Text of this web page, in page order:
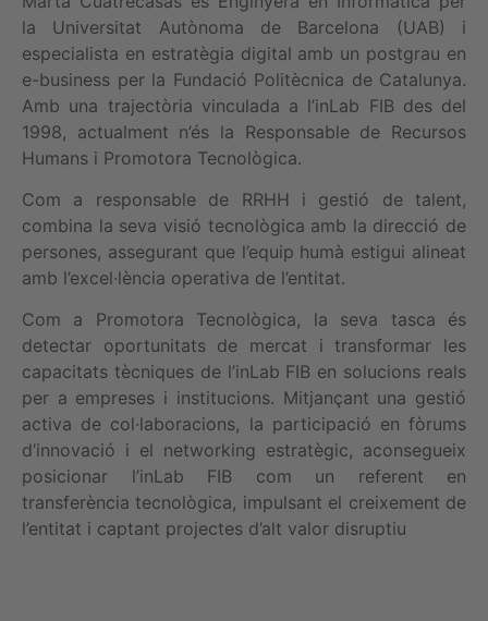
la Universitat Autònoma de Barcelona (UAB) i
especialista en estratègia digital amb un postgrau en
e-business per la Fundació Politècnica de Catalunya.
Amb una trajectòria vinculada a l’inLab FIB des del
1998, actualment n’és la Responsable de Recursos
Humans i Promotora Tecnològica.
Com a responsable de RRHH i gestió de talent,
combina la seva visió tecnològica amb la direcció de
persones, assegurant que l’equip humà estigui alineat
amb l’excel·lència operativa de l’entitat.
Com a Promotora Tecnològica, la seva tasca és
detectar oportunitats de mercat i transformar les
capacitats tècniques de l’inLab FIB en solucions reals
per a empreses i institucions. Mitjançant una gestió
activa de col·laboracions, la participació en fòrums
d’innovació i el networking estratègic, aconsegueix
posicionar l’inLab FIB com un referent en
transferència tecnològica, impulsant el creixement de
l’entitat i captant projectes d’alt valor disruptiu